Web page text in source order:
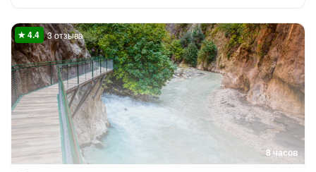
8 часов
3 отзыва